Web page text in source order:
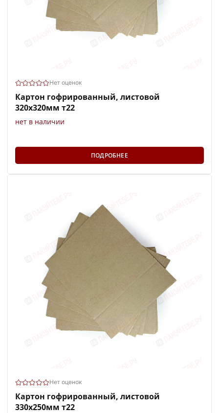
Нет оценок
Картон гофрированный, листовой
320х320мм т22
нет в наличии
ПОДРОБНЕЕ
Нет оценок
Картон гофрированный, листовой
330х250мм т22